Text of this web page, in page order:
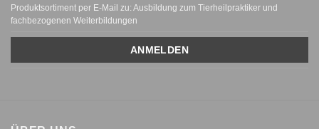
Produktsortiment per E-Mail zu: Ausbildung zum Tierheilpraktiker und
fachbezogenen Weiterbildungen